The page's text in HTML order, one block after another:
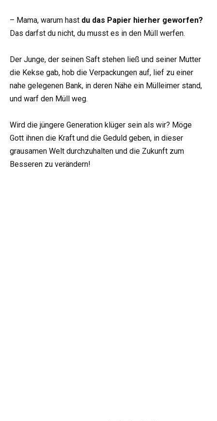
– Mama, warum hast du das Papier hierher geworfen?
Das darfst du nicht, du musst es in den Müll werfen.
Der Junge, der seinen Saft stehen ließ und seiner Mutter
die Kekse gab, hob die Verpackungen auf, lief zu einer
nahe gelegenen Bank, in deren Nähe ein Mülleimer stand,
und warf den Müll weg.
Wird die jüngere Generation klüger sein als wir? Möge
Gott ihnen die Kraft und die Geduld geben, in dieser
grausamen Welt durchzuhalten und die Zukunft zum
Besseren zu verändern!